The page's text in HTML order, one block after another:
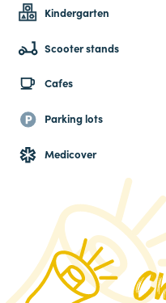
Kindergarten
Scooter stands
Cafes
Parking lots
Medicover